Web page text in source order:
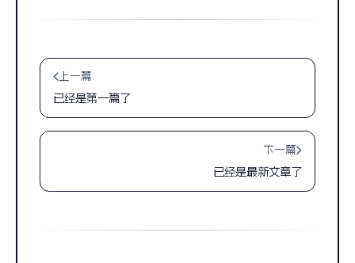
上一篇
已经是第一篇了
下一篇
已经是最新文章了